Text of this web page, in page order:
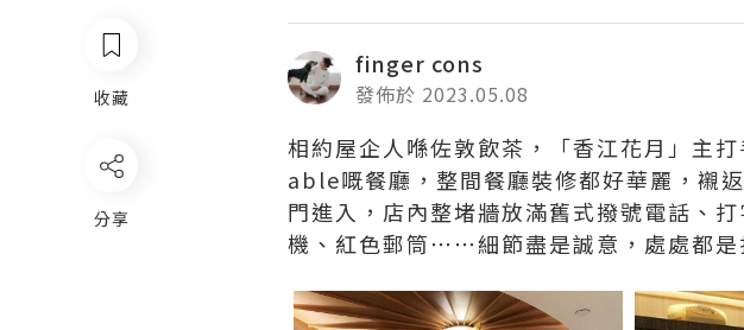
收藏
分享
finger cons
發佈於 2023.05.08
相約屋企人喺佐敦飲茶，「香江花月」主
able嘅餐廳，整間餐廳裝修都好華麗，襯
門進入，店內整堵牆放滿舊式撥號電話、
機、紅色郵筒⋯⋯細節盡是誠意，處處都是